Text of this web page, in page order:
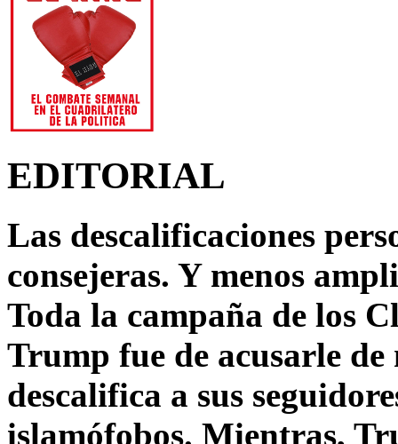
EDITORIAL
Las descalificaciones
consejeras. Y menos
Toda la campaña de los
Trump fue de acusarle
descalifica a sus
islamófobos. Mientras,